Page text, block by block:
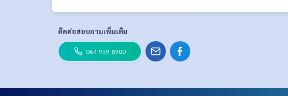
ติดต่อสอบถามเพิ่มเติม
064-959-8900